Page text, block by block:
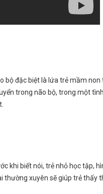
đặc biệt là lứa trẻ mầm non
trong não bộ, trong một
khi biết nói, trẻ nhỏ học tập,
thường xuyên sẽ giúp trẻ thấy